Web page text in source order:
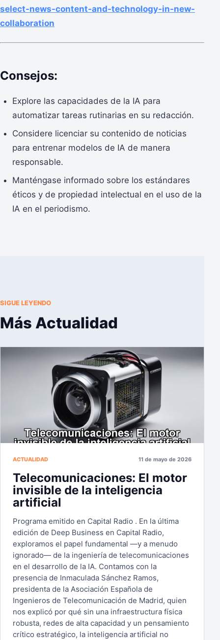
select-news-content-and-technology-in-new-
collaboration
Consejos:
Explore las capacidades de la IA para
automatizar tareas rutinarias en su redacción.
Considere licenciar su contenido de noticias
para entrenar modelos de IA de manera
responsable.
Manténgase informado sobre los estándares
éticos y de propiedad intelectual en el uso de la
IA en el periodismo.
SIGUE LEYENDO
Más Actualidad
ACTUALIDAD 11 de mayo de 2026
Telecomunicaciones: El motor
invisible de la inteligencia
artificial
Programa emitido en Capital Radio . En la última
edición de Deep Business en Capital Radio,
exploramos el papel fundamental —y a menudo
ignorado— de la ingeniería de telecomunicaciones
en el desarrollo de la IA. Contamos con la
presencia de Inmaculada Sánchez Ramos,
presidenta de la Asociación Española de
Ingenieros de Telecomunicación de Madrid, quien
nos explicó por qué sin una infraestructura física
robusta, redes de alta capacidad y un pensamiento
crítico estratégico, la inteligencia artificial no